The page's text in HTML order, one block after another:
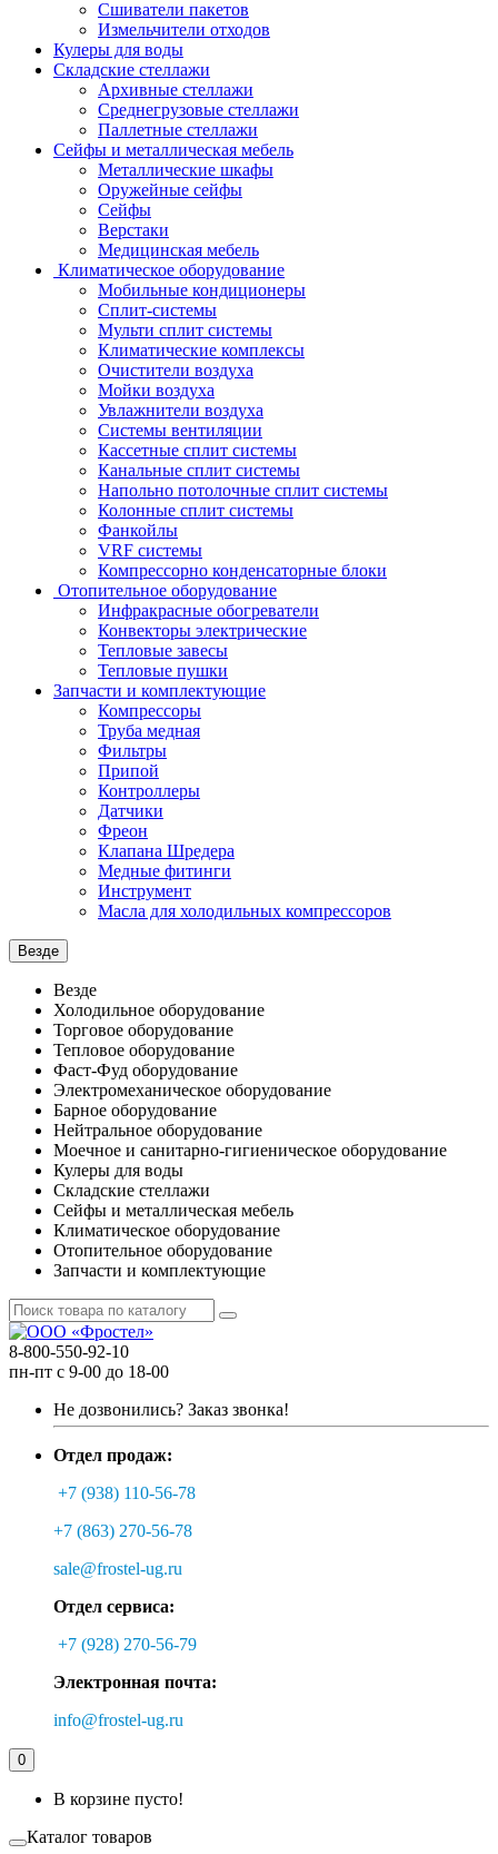
Сшиватели пакетов
Измельчители отходов
Кулеры для воды
Складские стеллажи
Архивные стеллажи
Среднегрузовые стеллажи
Паллетные стеллажи
Сейфы и металлическая мебель
Металлические шкафы
Оружейные сейфы
Сейфы
Верстаки
Медицинская мебель
Климатическое оборудование
Мобильные кондиционеры
Сплит-системы
Мульти сплит системы
Климатические комплексы
Очистители воздуха
Мойки воздуха
Увлажнители воздуха
Системы вентиляции
Кассетные сплит системы
Канальные сплит системы
Напольно потолочные сплит системы
Колонные сплит системы
Фанкойлы
VRF системы
Компрессорно конденсаторные блоки
Отопительное оборудование
Инфракрасные обогреватели
Конвекторы электрические
Тепловые завесы
Тепловые пушки
Запчасти и комплектующие
Компрессоры
Труба медная
Фильтры
Припой
Контроллеры
Датчики
Фреон
Клапана Шредера
Медные фитинги
Инструмент
Масла для холодильных компрессоров
Везде
Везде
Холодильное оборудование
Торговое оборудование
Тепловое оборудование
Фаст-Фуд оборудование
Электромеханическое оборудование
Барное оборудование
Нейтральное оборудование
Моечное и санитарно-гигиеническое оборудование
Кулеры для воды
Складские стеллажи
Сейфы и металлическая мебель
Климатическое оборудование
Отопительное оборудование
Запчасти и комплектующие
8-800-550-92-10
пн-пт с 9-00 до 18-00
Не дозвонились? Заказ звонка!
Отдел продаж:
+7 (938) 110-56-78
+7 (863) 270-56-78
sale@frostel-ug.ru
Отдел сервиса:
+7 (928) 270-56-79
Электронная почта:
info@frostel-ug.ru
0
В корзине пусто!
Каталог товаров